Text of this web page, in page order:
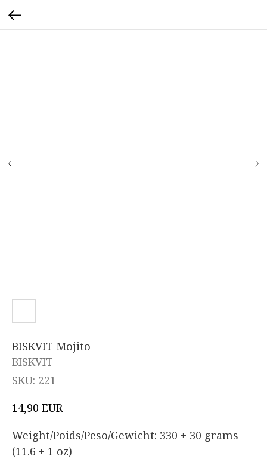
BISKVIT Mojito
BISKVIT
SKU: 221
14,90 EUR
Weight/Poids/Peso/Gewicht: 330 ± 30 grams
(11.6 ± 1 oz)